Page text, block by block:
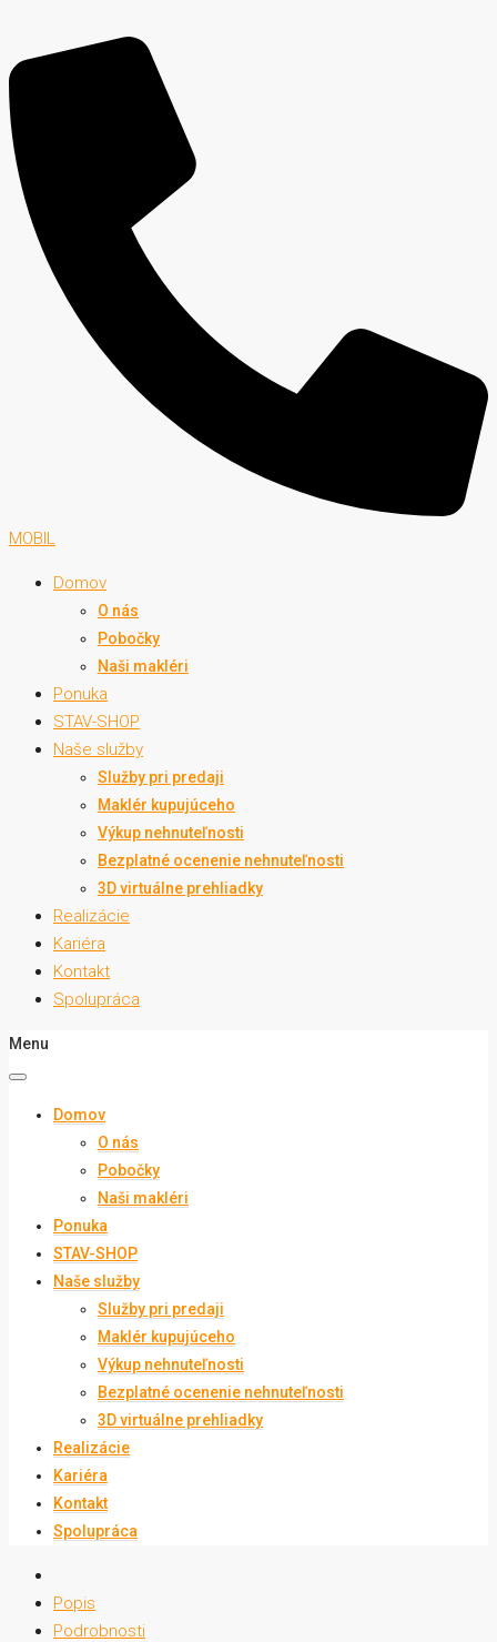
MOBIL
Domov
O nás
Pobočky
Naši makléri
Ponuka
STAV-SHOP
Naše služby
Služby pri predaji
Maklér kupujúceho
Výkup nehnuteľnosti
Bezplatné ocenenie nehnuteľnosti
3D virtuálne prehliadky
Realizácie
Kariéra
Kontakt
Spolupráca
Menu
Domov
O nás
Pobočky
Naši makléri
Ponuka
STAV-SHOP
Naše služby
Služby pri predaji
Maklér kupujúceho
Výkup nehnuteľnosti
Bezplatné ocenenie nehnuteľnosti
3D virtuálne prehliadky
Realizácie
Kariéra
Kontakt
Spolupráca
Popis
Podrobnosti